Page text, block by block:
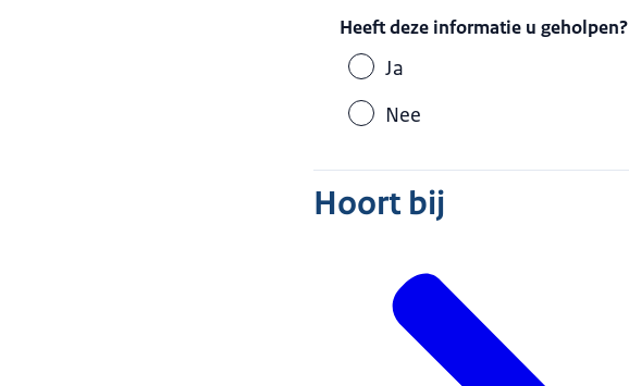
Heeft deze informatie u geholpen?
Ja
Nee
Hoort bij